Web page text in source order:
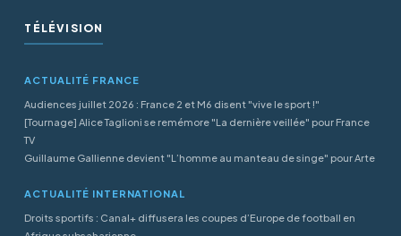
TÉLÉVISION
ACTUALITÉ FRANCE
Audiences juillet 2026 : France 2 et M6 disent "vive le sport !"
[Tournage] Alice Taglioni se remémore "La dernière veillée" pour France
TV
Guillaume Gallienne devient "L’homme au manteau de singe" pour Arte
ACTUALITÉ INTERNATIONAL
Droits sportifs : Canal+ diffusera les coupes d’Europe de football en